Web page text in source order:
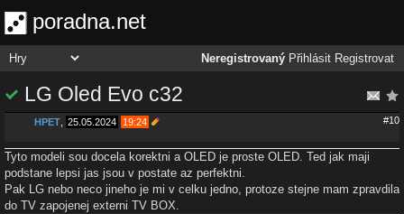
poradna.net
Neregistrovaný Přihlásit Registrovat
LG Oled Evo c32
HPET 25.05.2024 19:24 #10
Tyto modeli sou docela korektni a OLED je proste OLED. Ted jak maji
podstane lepsi jas jsou v postate az perfektni.
Pak LG nebo neco jineho je mi v celku jedno, protoze stejne mam zpravdila
do TV zapojenej externi TV BOX.